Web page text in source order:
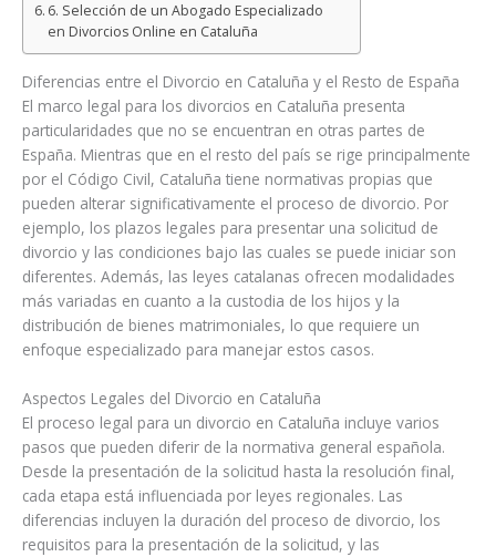
6. Selección de un Abogado Especializado
en Divorcios Online en Cataluña
Diferencias entre el Divorcio en Cataluña y el Resto de España
El marco legal para los divorcios en Cataluña presenta
particularidades que no se encuentran en otras partes de
España. Mientras que en el resto del país se rige principalmente
por el Código Civil, Cataluña tiene normativas propias que
pueden alterar significativamente el proceso de divorcio. Por
ejemplo, los plazos legales para presentar una solicitud de
divorcio y las condiciones bajo las cuales se puede iniciar son
diferentes. Además, las leyes catalanas ofrecen modalidades
más variadas en cuanto a la custodia de los hijos y la
distribución de bienes matrimoniales, lo que requiere un
enfoque especializado para manejar estos casos.
Aspectos Legales del Divorcio en Cataluña
El proceso legal para un divorcio en Cataluña incluye varios
pasos que pueden diferir de la normativa general española.
Desde la presentación de la solicitud hasta la resolución final,
cada etapa está influenciada por leyes regionales. Las
diferencias incluyen la duración del proceso de divorcio, los
requisitos para la presentación de la solicitud, y las